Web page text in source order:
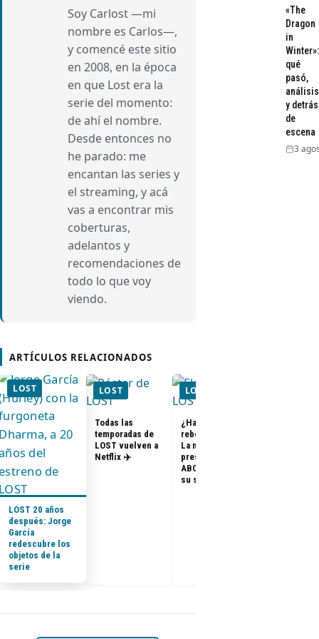
Soy Carlost —mi
nombre es Carlos—,
y comencé este sitio
en 2008, en la época
en que Lost era la
serie del momento:
de ahí el nombre.
Desde entonces no
he parado: me
encantan las series y
el streaming, y acá
vas a encontrar mis
coberturas,
adelantos y
recomendaciones de
todo lo que voy
viendo.
ARTÍCULOS RELACIONADOS
LOST
LOST 20 años
después: Jorge
García
redescubre los
objetos de la
serie
LOST
Todas las
temporadas de
LOST vuelven a
Netflix ✈️
LOST
¿Habrá un
reboot de Lost?
La nueva
presidenta de
ABC dice que es
su sueño
«The
Dragon
in
Winter»:
qué
pasó,
análisis
y detrás
de
escena
3